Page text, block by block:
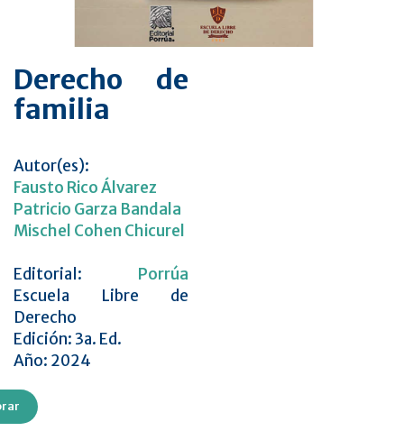
Derecho de
familia
Autor(es):
Fausto Rico Álvarez
Patricio Garza Bandala
Mischel Cohen Chicurel
Editorial: Porrúa
Escuela Libre de
Derecho
Edición: 3a. Ed.
Año: 2024